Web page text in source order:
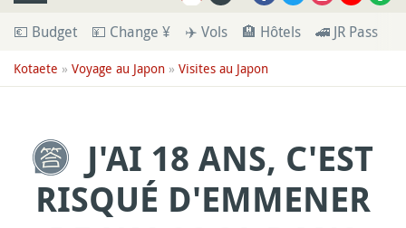
💶 Budget 💴 Change ¥ ✈️ Vols 🏨 Hôtels 🚄 JR Pass
Kotaete » Voyage au Japon » Visites au Japon
J'AI 18 ANS, C'EST
RISQUÉ D'EMMENER